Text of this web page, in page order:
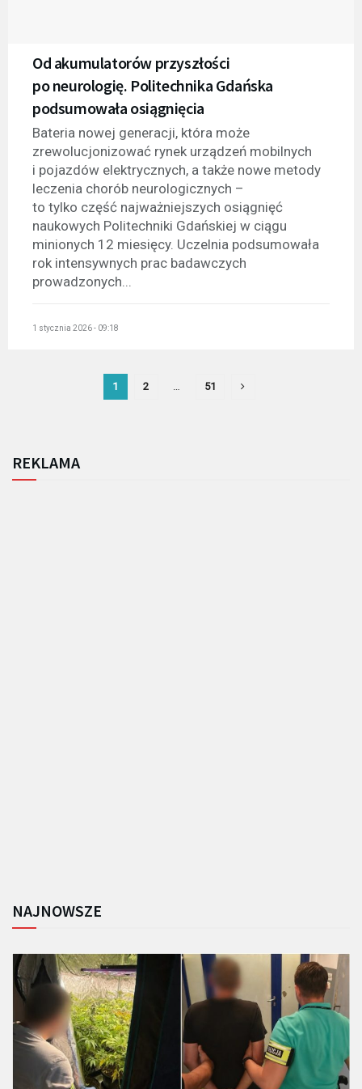
Od akumulatorów przyszłości
po neurologię. Politechnika Gdańska
podsumowała osiągnięcia
Bateria nowej generacji, która może
zrewolucjonizować rynek urządzeń mobilnych
i pojazdów elektrycznych, a także nowe metody
leczenia chorób neurologicznych –
to tylko część najważniejszych osiągnięć
naukowych Politechniki Gdańskiej w ciągu
minionych 12 miesięcy. Uczelnia podsumowała
rok intensywnych prac badawczych
prowadzonych...
1 stycznia 2026 - 09:18
1 2 51
REKLAMA
NAJNOWSZE